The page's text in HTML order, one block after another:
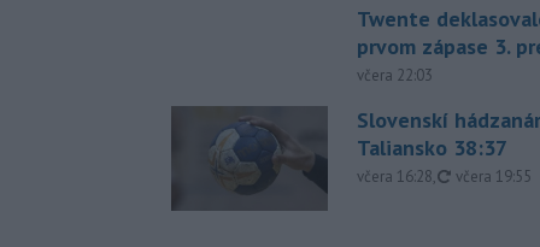
Twente
prvom zápase 3.
včera 22:03
Slovenskí
Taliansko 38:37
včera 16:28, aktualizované
včera 19:55